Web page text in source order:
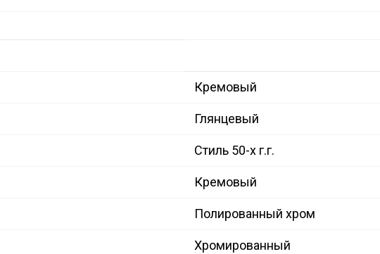
Кремовый
Глянцевый
Стиль 50-х г.г.
Кремовый
Полированный хром
Хромированный